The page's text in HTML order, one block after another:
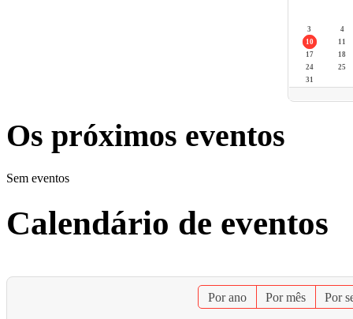
3
4
10
11
17
18
24
25
31
Os próximos eventos
Sem eventos
Calendário de eventos
Por ano Por mês Por